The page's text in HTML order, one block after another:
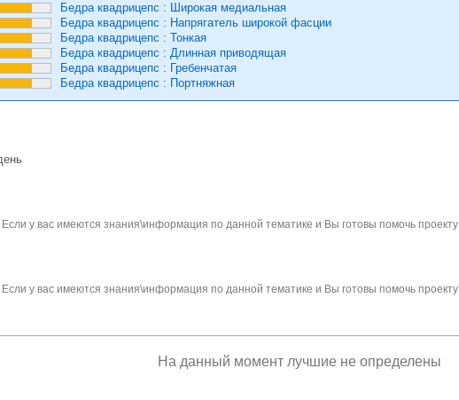
Бедра квадрицепс : Широкая медиальная
Бедра квадрицепс : Напрягатель широкой фасции
Бедра квадрицепс : Тонкая
Бедра квадрицепс : Длинная приводящая
Бедра квадрицепс : Гребенчатая
Бедра квадрицепс : Портняжная
Если у вас имеются знания\информация по данной тематике и Вы готовы помочь проекту
Если у вас имеются знания\информация по данной тематике и Вы готовы помочь проекту
На данный момент лучшие не определены